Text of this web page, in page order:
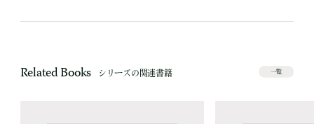
Related Books シリーズの関連書籍 一覧